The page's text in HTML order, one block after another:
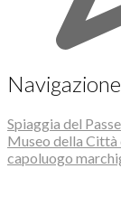
Spiaggia del
Museo della Città
capoluogo